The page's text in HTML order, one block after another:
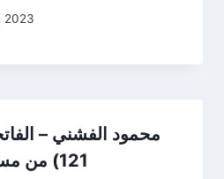
2023
121) من مسجد حسين صدقي